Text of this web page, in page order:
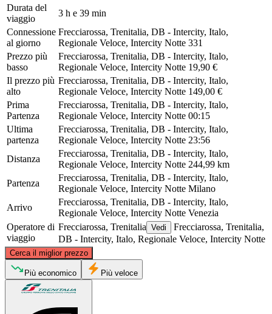
Durata del
viaggio
3 h e 39 min
Connessione
al giorno
Frecciarossa, Trenitalia, DB - Intercity, Italo,
Regionale Veloce, Intercity Notte 331
Prezzo più
basso
Frecciarossa, Trenitalia, DB - Intercity, Italo,
Regionale Veloce, Intercity Notte 19,90 €
Il prezzo più
alto
Frecciarossa, Trenitalia, DB - Intercity, Italo,
Regionale Veloce, Intercity Notte 149,00 €
Prima
Partenza
Frecciarossa, Trenitalia, DB - Intercity, Italo,
Regionale Veloce, Intercity Notte 00:15
Ultima
partenza
Frecciarossa, Trenitalia, DB - Intercity, Italo,
Regionale Veloce, Intercity Notte 23:56
Distanza
Frecciarossa, Trenitalia, DB - Intercity, Italo,
Regionale Veloce, Intercity Notte 244,99 km
Partenza
Frecciarossa, Trenitalia, DB - Intercity, Italo,
Regionale Veloce, Intercity Notte Milano
Arrivo
Frecciarossa, Trenitalia, DB - Intercity, Italo,
Regionale Veloce, Intercity Notte Venezia
Operatore di
viaggio
Frecciarossa, Trenitalia Vedi
Frecciarossa, Trenitalia,
DB - Intercity, Italo, Regionale Veloce, Intercity Notte
Cerca il miglior prezzo
©CARTO, ©OpenStreetMapcontributors
Più economico Più veloce